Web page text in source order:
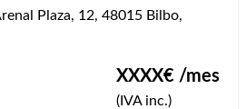
Plaza, 12, 48015 Bilbo,
XXXX€ /mes
(IVA inc.)